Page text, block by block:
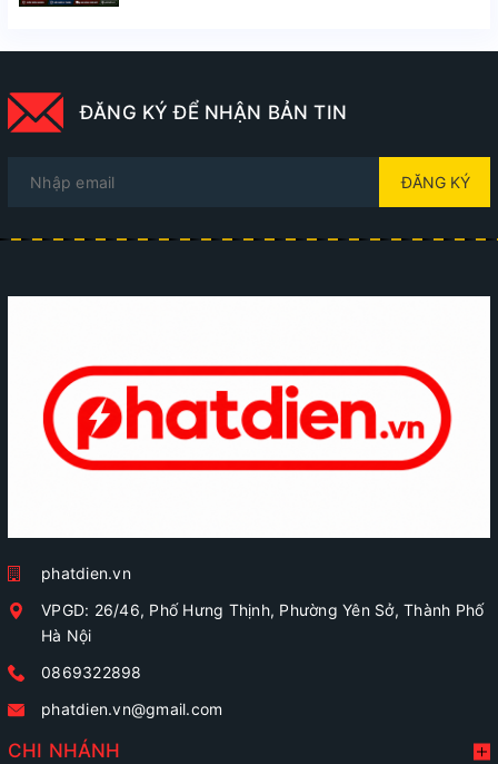
ĐĂNG KÝ ĐỂ NHẬN BẢN TIN
ĐĂNG KÝ
phatdien.vn
VPGD: 26/46, Phố Hưng Thịnh, Phường Yên Sở, Thành Phố
Hà Nội
0869322898
phatdien.vn@gmail.com
CHI NHÁNH